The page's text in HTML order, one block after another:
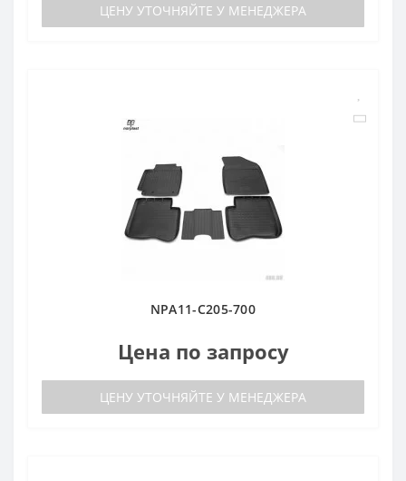
ЦЕНУ УТОЧНЯЙТЕ У МЕНЕДЖЕРА
NPA11-C205-700
Цена по запросу
ЦЕНУ УТОЧНЯЙТЕ У МЕНЕДЖЕРА